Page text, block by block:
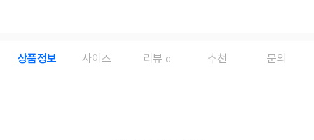
상품정보 사이즈 리뷰 0 추천 문의